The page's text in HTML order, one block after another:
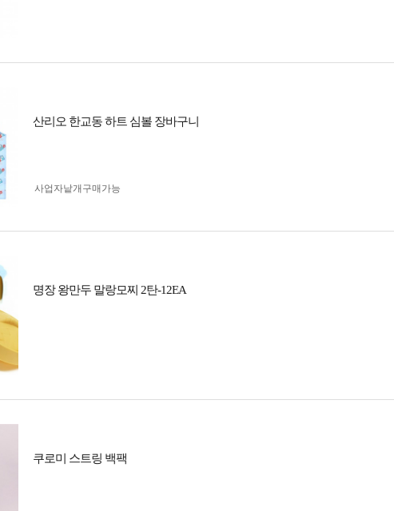
산리오 한교동 하트 심볼 장바구니
사업자 낱개구매가능
명장 왕만두 말랑모찌 2탄-12EA
쿠로미 스트링 백팩